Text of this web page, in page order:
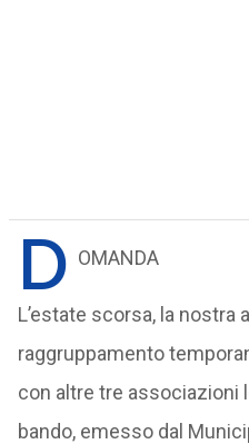
D OMANDA
L’estate scorsa, la
raggruppamento
con altre tre associazioni
bando, emesso dal